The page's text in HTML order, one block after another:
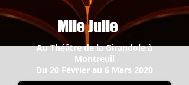
Mlle Julie
Au Théâtre de la Girandole à
Montreuil
Du 20 Février au 6 Mars 2020